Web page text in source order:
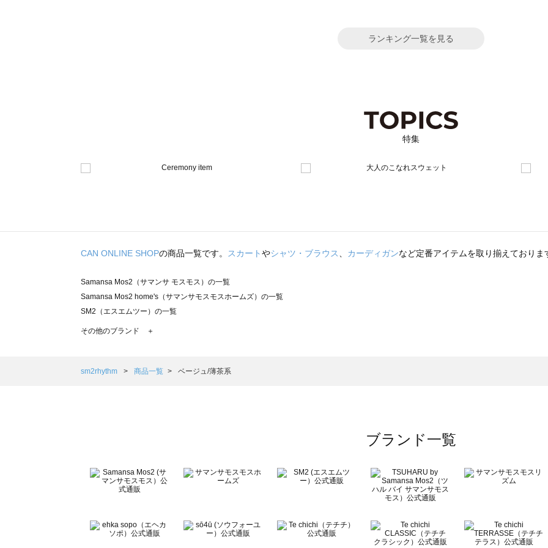
ランキング一覧を見る
特集
CAN ONLINE SHOPの商品一覧です。 スカートやシャツ・ブラウス、 カーディガンなど定番アイテムを取り揃えておりま
Samansa Mos2（サマンサ モスモス）の一覧
Samansa Mos2 home's（サマンサモスモスホームズ）の一覧
SM2（エスエムツー）の一覧
TSUHARU by Samansa Mos2（ツハルバイサマンサモスモス）の一覧
Samansa Mos2 Lagom（サマンサモスモス ラーゴム）の一覧
BETTY'S BLUE（べティーズブルー）の一覧
Wpc.（ワールドパーティー）の一覧
その他のブランド ＋
sm2rhythm 商品一覧 ベージュ/薄茶系
ブランド一覧